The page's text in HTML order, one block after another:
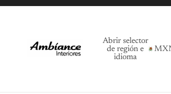
Abrir selector
de región e
idioma